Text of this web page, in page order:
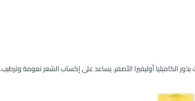
الكاميليا أوليفيرا الأصفر، يساعد على إكساب الشعر نعومة وترطيب.